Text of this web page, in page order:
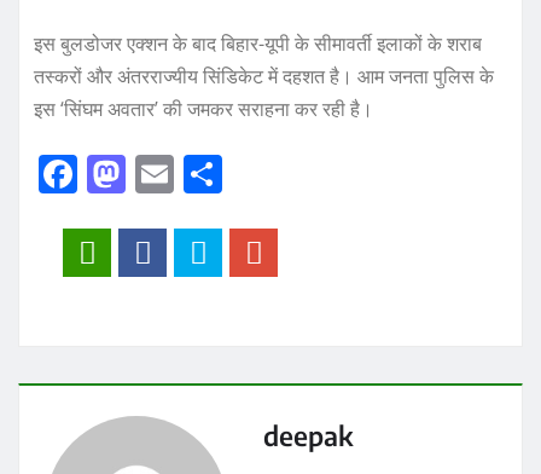
इस बुलडोजर एक्शन के बाद बिहार-यूपी के सीमावर्ती इलाकों के शराब
तस्करों और अंतरराज्यीय सिंडिकेट में दहशत है। आम जनता पुलिस के
इस ‘सिंघम अवतार’ की जमकर सराहना कर रही है।
F
c
e
k
M
st
o
n
E
ai
l re
deepak